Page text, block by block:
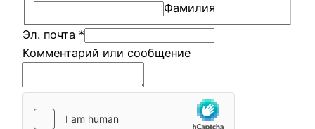
Фамилия
Эл. почта *
Комментарий или сообщение